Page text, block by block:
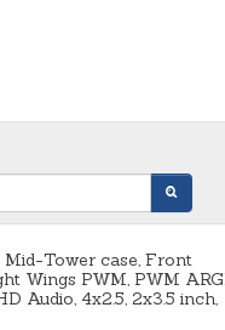
Tower case, Front
Wings PWM, PWM
Audio, 4x2.5, 2x3.5 inch,